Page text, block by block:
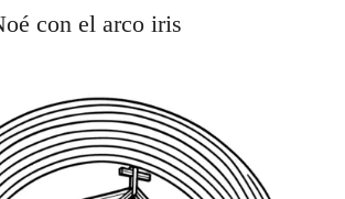
con el arco iris